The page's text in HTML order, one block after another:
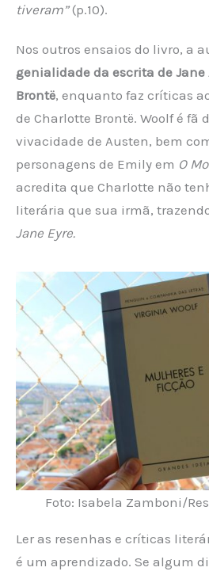
tiveram”(p.10).
Nos outros ensaios do livro, a
genialidade da escrita de Jane
Brontë, enquanto faz críticas
de Charlotte Brontë. Woolf é fã
vivacidade de Austen, bem
personagens de Emily em O
acredita que Charlotte não
literária que sua irmã,
Jane Eyre.
Foto: Isabela Zamboni/
Ler as resenhas e críticas
é um aprendizado. Se algum